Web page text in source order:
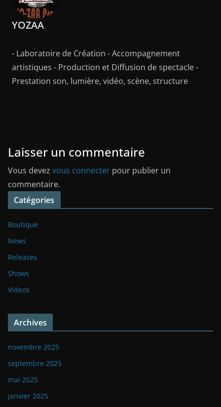
YOZAA
- Laboratoire de Création - Accompagnement
artistiques - Production et Diffusion de spectacle -
Prestation son, lumière, vidéo, scène, structure
Laisser un commentaire
Vous devez vous connecter pour publier un
commentaire.
Catégories
Boutique
News
Releases
Shows
Videos
Archives
novembre 2025
septembre 2025
mai 2025
janvier 2025